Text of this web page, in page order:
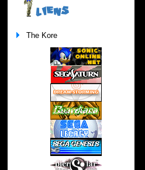
LIENS
The Kore